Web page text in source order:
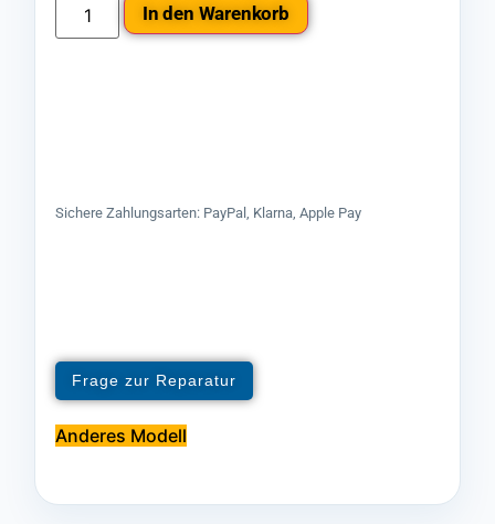
In den Warenkorb
Sichere Zahlungsarten: PayPal, Klarna, Apple Pay
Frage zur Reparatur
Anderes Modell